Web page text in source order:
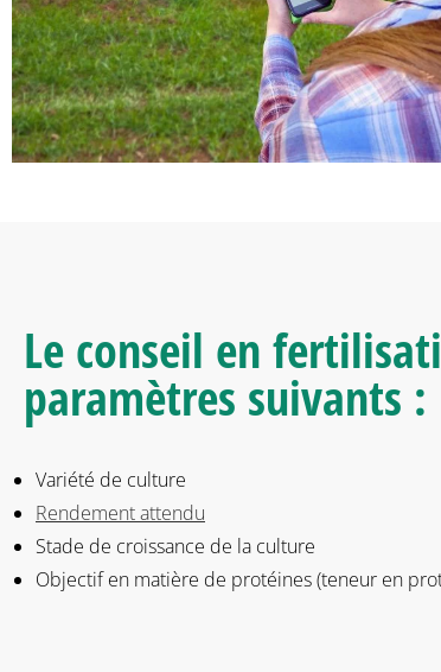
Le conseil en
paramètres suivants :
Variété de culture
Rendement attendu
Stade de croissance de la culture
Objectif en matière de protéines (teneur en